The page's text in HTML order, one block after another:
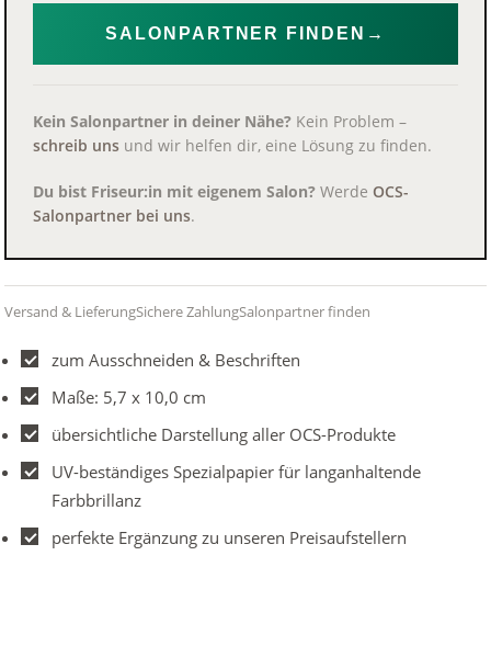
SALONPARTNER FINDEN →
Kein Salonpartner in deiner Nähe?Kein Problem –
schreib unsund wir helfen dir, eine Lösung zu finden.
Du bist Friseur:in mit eigenem Salon?Werde OCS-
Salonpartner bei uns.
Versand & LieferungSichere ZahlungSalonpartner finden
zum Ausschneiden & Beschriften
Maße: 5,7 x 10,0 cm
übersichtliche Darstellung aller OCS-Produkte
UV-beständiges Spezialpapier für langanhaltende
Farbbrillanz
perfekte Ergänzung zu unseren Preisaufstellern